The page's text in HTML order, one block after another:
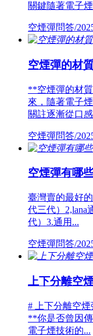
關鍵隨著電子
空煙彈問答/
空煙彈的材
**空煙彈的材
來，隨著電子
關註逐漸從口
空煙彈問答/
空煙彈有哪
臺灣賣的最好
代三代）2,lana
代）3.通用...
空煙彈問答/
上下分離空
# 上下分離空
**你是否曾因
電子煙技術的...